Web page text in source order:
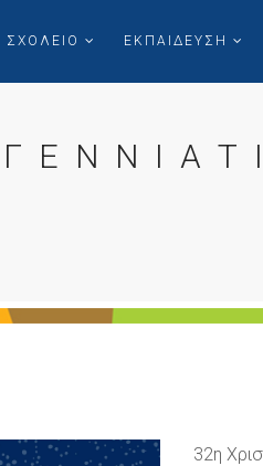
ΣΧΟΛΕΙΟ ΕΚΠΑΙΔΕΥΣΗ
32η